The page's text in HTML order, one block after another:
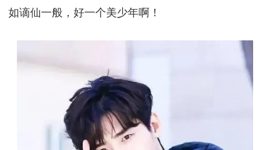
如谪仙一般，好一个美少年啊！